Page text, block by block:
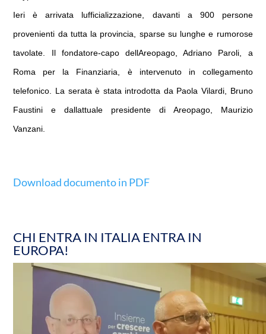
Ieri è arrivata lufficializzazione, davanti a 900 persone
provenienti da tutta la provincia, sparse su lunghe e rumorose
tavolate. Il fondatore-capo dellAreopago, Adriano Paroli, a
Roma per la Finanziaria, è intervenuto in collegamento
telefonico. La serata è stata introdotta da Paola Vilardi, Bruno
Faustini e dallattuale presidente di Areopago, Maurizio
Vanzani.
Download documento in PDF
CHI ENTRA IN ITALIA ENTRA IN
EUROPA!